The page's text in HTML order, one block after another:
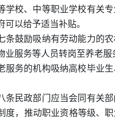
学校、中等职业学校有关
可以给予适当补贴。
条鼓励吸纳有劳动能力的
业服务等人员转岗至养老
服务的机构吸纳高校毕业
条民政部门应当会同有关
度，推动职业资格等级、